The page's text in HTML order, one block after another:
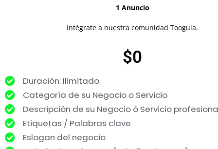
1 Anuncio
Intégrate a nuestra comunidad Tooguia.
$0
Duración: Ilimitado
Categoría de su Negocio o Servicio
Descripción de su Negocio ó Servicio
Etiquetas / Palabras clave
Eslogan del negocio